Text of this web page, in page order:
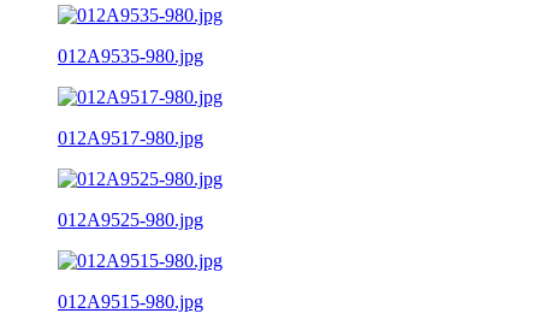
012A9535-980.jpg
012A9517-980.jpg
012A9525-980.jpg
012A9515-980.jpg